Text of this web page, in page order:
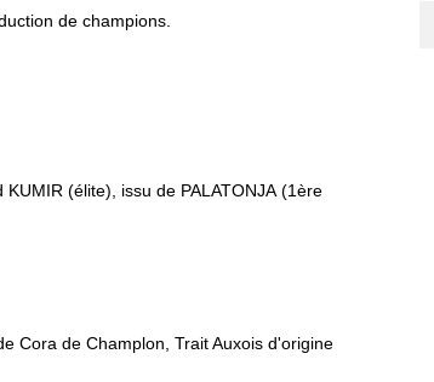
de champions.
(élite), issu de PALATONJA (1ère
Cora de Champlon, Trait Auxois d'origine